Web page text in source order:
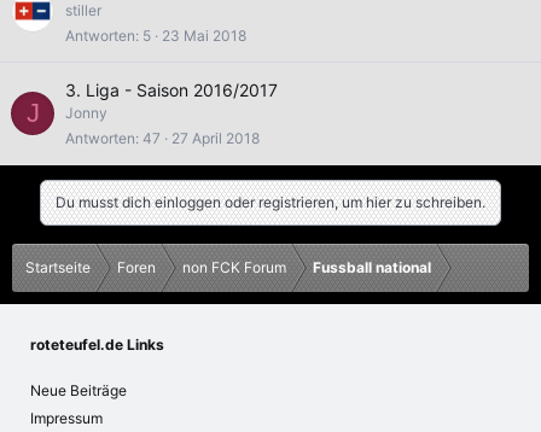
stiller
Antworten 5 23 Mai 2018
J
3. Liga - Saison 2016/2017
Jonny
Antworten 47 27 April 2018
Du musst dich einloggen oder registrieren, um hier zu schreiben.
Startseite Foren non FCK Forum Fussball national
roteteufel.de Links
Neue Beiträge
Impressum